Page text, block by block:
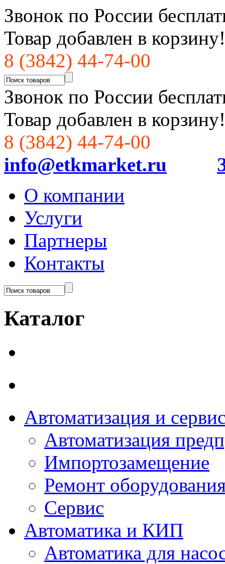
Звонок по России
Товар добавлен в корзину!
8 (3842) 44-74-00
Звонок по России
Товар добавлен в корзину!
8 (3842) 44-74-00
info@etkmarket.ru
О компании
Услуги
Партнеры
Контакты
Каталог
Автоматизация и
Автоматизация
Импортозамещение
Ремонт
Сервис
Автоматика и КИП
Автоматика для